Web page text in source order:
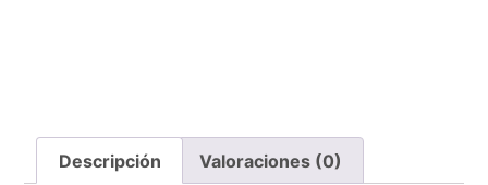
Descripción Valoraciones (0)